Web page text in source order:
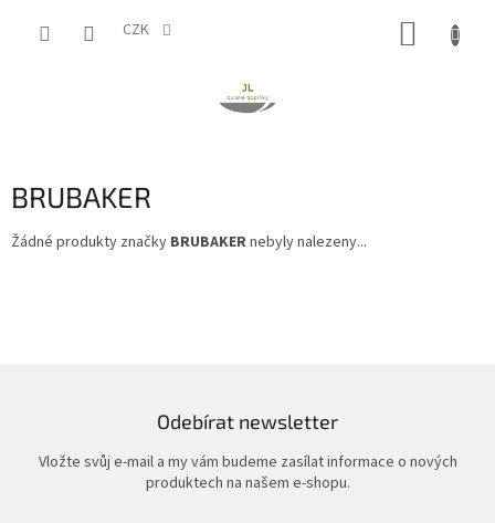
CZK
BRUBAKER
Žádné produkty značky BRUBAKERnebyly nalezeny...
Odebírat newsletter
Vložte svůj e-mail a my vám budeme zasílat informace o nových
produktech na našem e-shopu.